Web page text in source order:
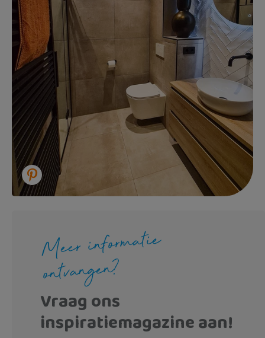
Meer informatie
ontvangen?
Vraag ons
inspiratiemagazine aan!